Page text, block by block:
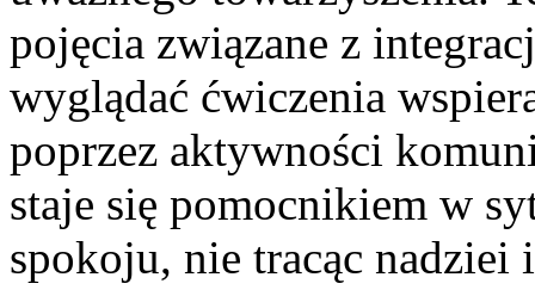
pojęcia związane z
wyglądać ćwiczenia
poprzez aktywności
staje się pomocnikiem w
spokoju, nie tracąc nadziei